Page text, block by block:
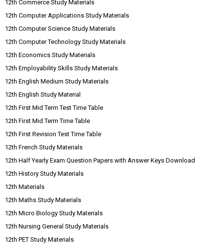
12th Commerce Study Materials
12th Computer Applications Study Materials
12th Computer Science Study Materials
12th Computer Technology Study Materials
12th Economics Study Materials
12th Employability Skills Study Materials
12th English Medium Study Materials
12th English Study Material
12th First Mid Term Test Time Table
12th First Mid Term Time Table
12th First Revision Test Time Table
12th French Study Materials
12th Half Yearly Exam Question Papers with Answer Keys Download
12th History Study Materials
12th Materials
12th Maths Study Materials
12th Micro Biology Study Materials
12th Nursing General Study Materials
12th PET Study Materials